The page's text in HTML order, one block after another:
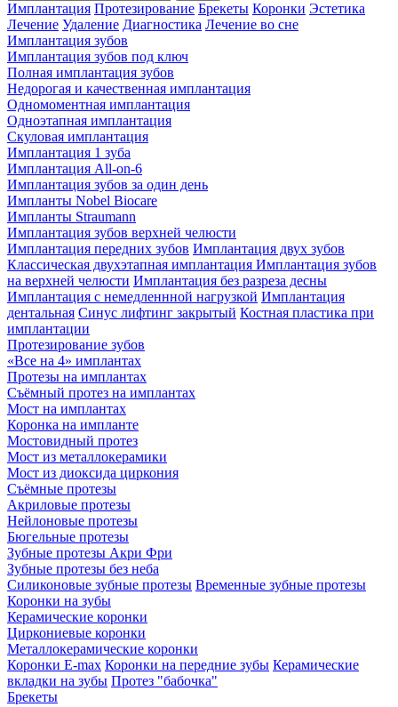
Имплантация Протезирование Брекеты Коронки Эстетика
Лечение Удаление Диагностика Лечение во сне
Имплантация зубов
Имплантация зубов под ключ
Полная имплантация зубов
Недорогая и качественная имплантация
Одномоментная имплантация
Одноэтапная имплантация
Скуловая имплантация
Имплантация 1 зуба
Имплантация All-on-6
Имплантация зубов за один день
Импланты Nobel Biocare
Импланты Straumann
Имплантация зубов верхней челюсти
Имплантация передних зубов Имплантация двух зубов
Классическая двухэтапная имплантация Имплантация зубов
на верхней челюсти Имплантация без разреза десны
Имплантация с немедленнной нагрузкой Имплантация
дентальная Синус лифтинг закрытый Костная пластика при
имплантации
Протезирование зубов
«Все на 4» имплантах
Протезы на имплантах
Съёмный протез на имплантах
Мост на имплантах
Коронка на импланте
Мостовидный протез
Мост из металлокерамики
Мост из диоксида циркония
Съёмные протезы
Акриловые протезы
Нейлоновые протезы
Бюгельные протезы
Зубные протезы Акри Фри
Зубные протезы без неба
Силиконовые зубные протезы Временные зубные протезы
Коронки на зубы
Керамические коронки
Циркониевые коронки
Металлокерамические коронки
Коронки E-max Коронки на передние зубы Керамические
вкладки на зубы Протез "бабочка"
Брекеты